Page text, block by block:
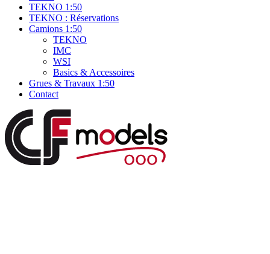
TEKNO 1:50
TEKNO : Réservations
Camions 1:50
TEKNO
IMC
WSI
Basics & Accessoires
Grues & Travaux 1:50
Contact